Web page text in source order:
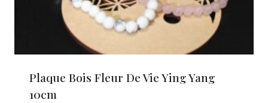
Plaque Bois Fleur De Vie Ying Yang
10cm